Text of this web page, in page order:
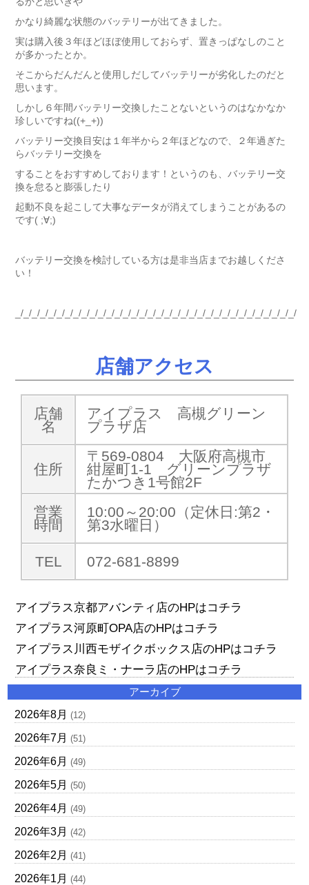
かなり綺麗な状態のバッテリーが出てきました。
実は購入後３年ほどほぼ使用しておらず、置きっぱなしのこと
が多かったとか。
そこからだんだんと使用しだしてバッテリーが劣化したのだと
思います。
しかし６年間バッテリー交換したことないというのはなかなか
珍しいですね((+_+))
バッテリー交換目安は１年半から２年ほどなので、２年過ぎた
らバッテリー交換を
することをおすすめしております！というのも、バッテリー交
換を怠ると膨張したり
起動不良を起こして大事なデータが消えてしまうことがあるの
です( ;∀;)
バッテリー交換を検討している方は是非当店までお越しくださ
い！
_/_/_/_/_/_/_/_/_/_/_/_/_/_/_/_/_/_/_/_/_/_/_/_/_/_/_/_/_/_/_/_/_/_/
店舗アクセス
店舗
名
アイプラス 高槻グリーン
プラザ店
住所
〒569-0804 大阪府高槻市
紺屋町1-1 グリーンプラザ
たかつき1号館2F
営業
時間
10:00～20:00（定休日:第2・
第3水曜日）
TEL 072-681-8899
アイプラス京都アバンティ店のHPはコチラ
アイプラス河原町OPA店のHPはコチラ
アイプラス川西モザイクボックス店のHPはコチラ
アイプラス奈良ミ・ナーラ店のHPはコチラ
アーカイブ
2026年8月 (12)
2026年7月 (51)
2026年6月 (49)
2026年5月 (50)
2026年4月 (49)
2026年3月 (42)
2026年2月 (41)
2026年1月 (44)